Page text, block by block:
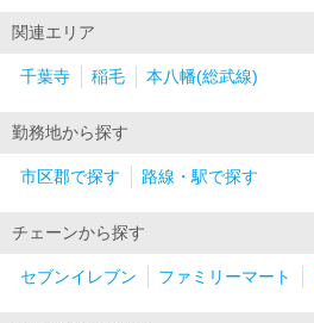
関連エリア
千葉寺 稲毛 本八幡(総武線)
勤務地から探す
市区郡で探す 路線・駅で探す
チェーンから探す
セブンイレブン ファミリーマート